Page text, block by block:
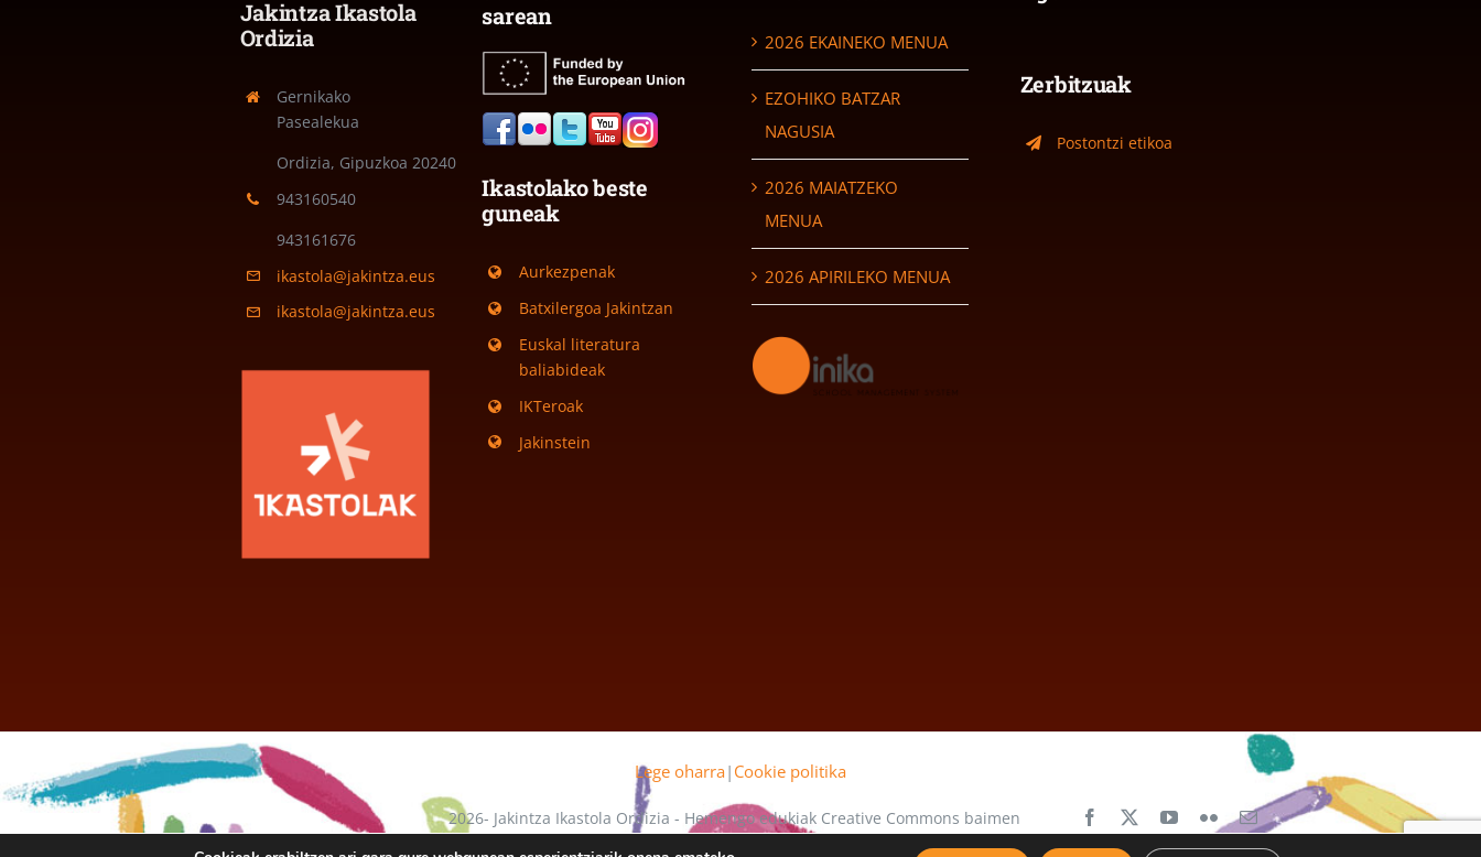
Jakintza Ikastola
Ordizia
Gernikako
Pasealekua
Ordizia, Gipuzkoa20240
943160540
943161676
ikastola@jakintza.eus
ikastola@jakintza.eus
sarean
Ikastolako beste
guneak
Aurkezpenak
Batxilergoa Jakintzan
Euskal literatura
baliabideak
IKTeroak
Jakinstein
2026 EKAINEKO MENUA
EZOHIKO BATZAR
NAGUSIA
2026 MAIATZEKO
MENUA
2026 APIRILEKO MENUA
Zerbitzuak
Postontzi etikoa
Lege oharra| Cookie politika
2026- Jakintza Ikastola Ordizia - Hemengo edukiak Creative Commons baimen
baten mende daude